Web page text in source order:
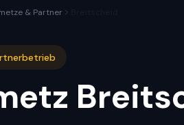
& Partner